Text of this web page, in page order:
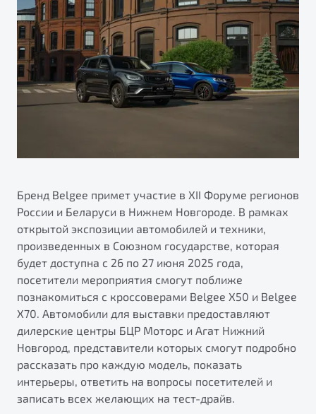
Яркий кроссовер
от 2 219 990 ₽*
S50
Элегантный и практичный седан
от 1 699 990 ₽*
Обзор В наличии
X70
Автокредит
Трейд-ин
Страхование
Расчет КАСКО
Узнайте о специальных выгодах при покупке
автомобиля Belgee
Подробно
ПОДДЕРЖКА
Гарантия Belgee
Belgee Линк
Belgee Клуб
Помощь на дорогах
Будьте еще более уверены на дорогах с программой
О дилерском центре
Правовая информация
Бренд Belgee примет участие в XII Форуме регионов
России и Беларуси в Нижнем Новгороде. В рамках
открытой экспозиции автомобилей и техники,
произведенных в Союзном государстве, которая
будет доступна с 26 по 27 июня 2025 года,
посетители мероприятия смогут поближе
познакомиться с кроссоверами Belgee X50 и Belgee
X70. Автомобили для выставки предоставляют
дилерские центры БЦР Моторс и Агат Нижний
Новгород, представители которых смогут подробно
рассказать про каждую модель, показать
интерьеры, ответить на вопросы посетителей и
записать всех желающих на тест-драйв.